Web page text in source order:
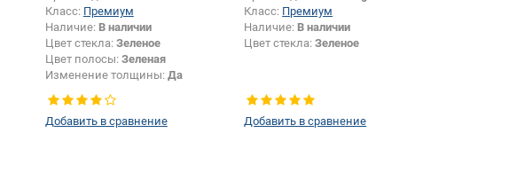
Класс: Премиум
Наличие: В наличии
Цвет стекла: Зеленое
Цвет полосы: Зеленая
Изменение толщины: Да
Добавить в сравнение
Класс: Премиум
Наличие: В наличии
Цвет стекла:Зеленое
Добавить в сравнение